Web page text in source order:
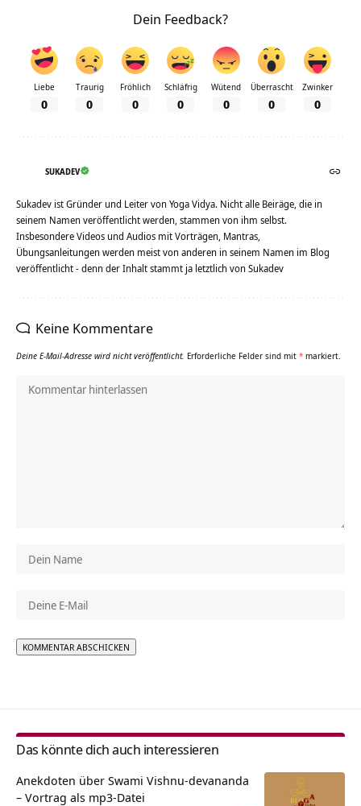
Dein Feedback?
Liebe
0
Traurig
0
Fröhlich
0
Schläfrig
0
Wütend
0
Überrascht
0
Zwinker
0
SUKADEV
Sukadev ist Gründer und Leiter von Yoga Vidya. Nicht alle Beiräge, die in
seinem Namen veröffentlicht werden, stammen von ihm selbst.
Insbesondere Videos und Audios mit Vorträgen, Mantras,
Übungsanleitungen werden meist von anderen in seinem Namen im Blog
veröffentlicht - denn der Inhalt stammt ja letztlich von Sukadev
Keine Kommentare
Deine E-Mail-Adresse wird nicht veröffentlicht. Erforderliche Felder sind mit * markiert.
Das könnte dich auch interessieren
Anekdoten über Swami Vishnu-devananda
– Vortrag als mp3-Datei